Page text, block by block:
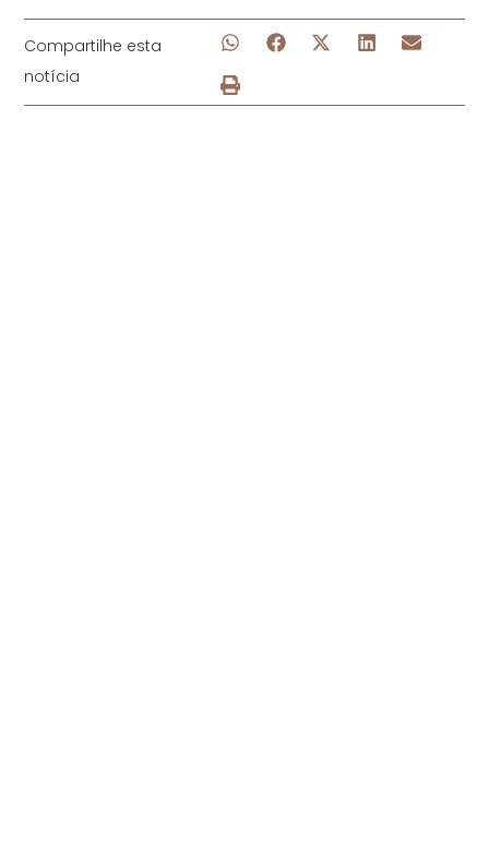
Compartilhe esta
notícia